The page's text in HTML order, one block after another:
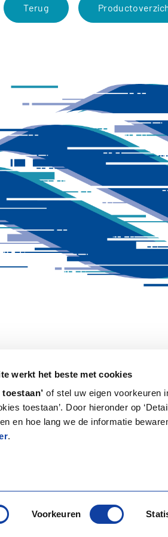
werkt het beste met cookies
of stel uw eigen voorkeuren
toestaan’. Door hieronder op
en hoe lang we de informatie
.
Voorkeuren
Terug
© 2026 Itho Daalderop -